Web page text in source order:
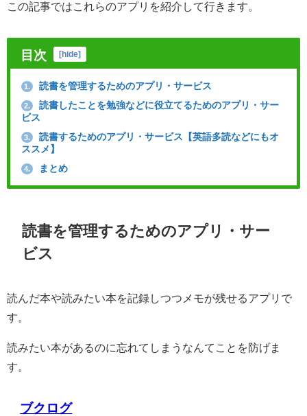
この記事ではこれらのアプリを紹介して行きます。
目次 [hide]
1. 読書を管理するためのアプリ・サービス
2.
読書したことを勉強などに役立てるためのアプリ・サー
ビス
3.
読書するためのアプリ・サービス【英語多読などにもオ
ススメ】
4. まとめ
読書を管理するためのアプリ・サー
ビス
読んだ本や読みたい本を記録しつつメモが残せるアプリで
す。
読みたい本があるのに忘れてしまうなんてことを防げま
す。
ブクログ